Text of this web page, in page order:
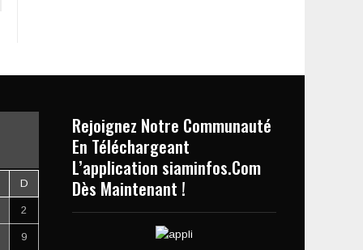
D
2
9
Rejoignez Notre Communauté
En Téléchargeant
L’application siaminfos.Com
Dès Maintenant !